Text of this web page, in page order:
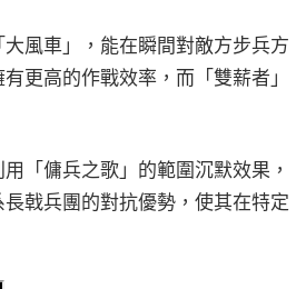
風車」，能在瞬間對敵方步兵方
更高的作戰效率，而「雙薪者」
「傭兵之歌」的範圍沉默效果，
戟兵團的對抗優勢，使其在特定